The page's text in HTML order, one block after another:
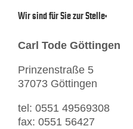
Wir sind für Sie zur Stelle:
Carl Tode Göttingen
Prinzenstraße 5
37073 Göttingen
tel: 0551 49569308
fax: 0551 56427